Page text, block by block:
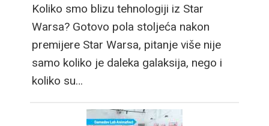
Koliko smo blizu tehnologiji iz Star
Warsa? Gotovo pola stoljeća nakon
premijere Star Warsa, pitanje više nije
samo koliko je daleka galaksija, nego i
koliko su…